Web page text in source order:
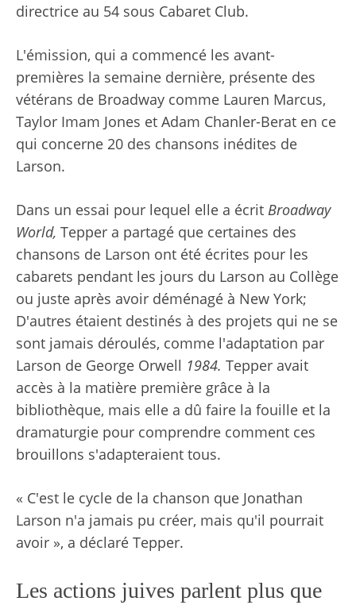
directrice au 54 sous Cabaret Club.
L'émission, qui a commencé les avant-
premières la semaine dernière, présente des
vétérans de Broadway comme Lauren Marcus,
Taylor Imam Jones et Adam Chanler-Berat en ce
qui concerne 20 des chansons inédites de
Larson.
Dans un essai pour lequel elle a écrit Broadway
World, Tepper a partagé que certaines des
chansons de Larson ont été écrites pour les
cabarets pendant les jours du Larson au Collège
ou juste après avoir déménagé à New York;
D'autres étaient destinés à des projets qui ne se
sont jamais déroulés, comme l'adaptation par
Larson de George Orwell 1984. Tepper avait
accès à la matière première grâce à la
bibliothèque, mais elle a dû faire la fouille et la
dramaturgie pour comprendre comment ces
brouillons s'adapteraient tous.
« C'est le cycle de la chanson que Jonathan
Larson n'a jamais pu créer, mais qu'il pourrait
avoir », a déclaré Tepper.
Les actions juives parlent plus que